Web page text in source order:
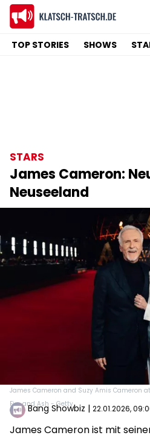
TOP STORIES SHOWS
STARS
James Cameron:
Neuseeland
James Cameron and Suzy Amis Cameron
Fire and Ash - Getty
Bang Showbiz | 22.01.2026,
James Cameron ist mit